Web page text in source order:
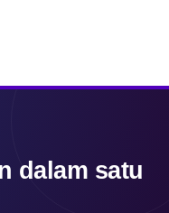
dalam satu